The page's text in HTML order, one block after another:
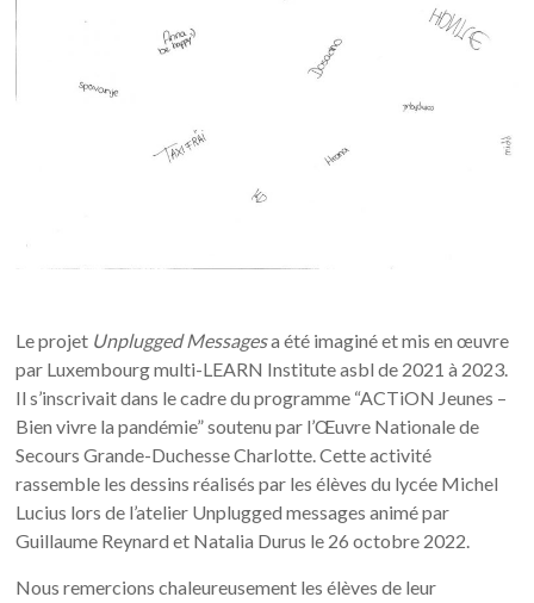
Le projet Unplugged Messagesa été imaginé et mis en œuvre
par Luxembourg multi-LEARN Institute asbl de 2021 à 2023.
Il s’inscrivait dans le cadre du programme “ACTiON Jeunes –
Bien vivre la pandémie” soutenu par l’Œuvre Nationale de
Secours Grande-Duchesse Charlotte. Cette activité
rassemble les dessins réalisés par les élèves du lycée Michel
Lucius lors de l’atelier Unplugged messages animé par
Guillaume Reynard et Natalia Durus le 26 octobre 2022.
Nous remercions chaleureusement les élèves de leur